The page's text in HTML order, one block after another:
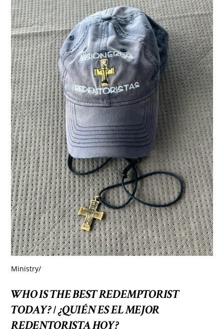
Ministry/
WHO IS THE BEST REDEMPTORIST
TODAY?/¿QUIÉN ES EL MEJOR
REDENTORISTA HOY?